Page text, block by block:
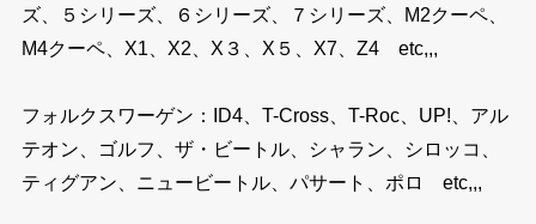
ズ、５シリーズ、６シリーズ、７シリーズ、M2クーペ、
M4クーペ、X1、X2、X３、X５、X7、Z4 etc,,,
フォルクスワーゲン：ID4、T-Cross、T-Roc、UP!、アル
テオン、ゴルフ、ザ・ビートル、シャラン、シロッコ、
ティグアン、ニュービートル、パサート、ポロ etc,,,